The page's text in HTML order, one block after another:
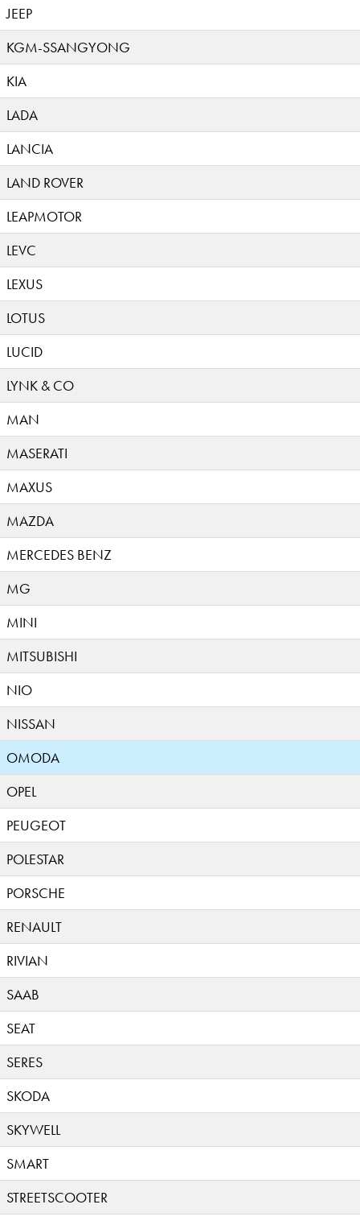
JEEP
KGM-SSANGYONG
KIA
LADA
LANCIA
LAND ROVER
LEAPMOTOR
LEVC
LEXUS
LOTUS
LUCID
LYNK & CO
MAN
MASERATI
MAXUS
MAZDA
MERCEDES BENZ
MG
MINI
MITSUBISHI
NIO
NISSAN
OMODA
OPEL
PEUGEOT
POLESTAR
PORSCHE
RENAULT
RIVIAN
SAAB
SEAT
SERES
SKODA
SKYWELL
SMART
STREETSCOOTER